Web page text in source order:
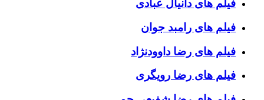
فیلم های دانیال عبادی
فیلم های رامبد جوان
فیلم های رضا داوودنژاد
فیلم های رضا رویگری